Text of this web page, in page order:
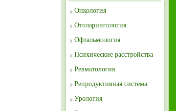
Онкология
Отоларингология
Офтальмология
Психические расстройства
Ревматология
Репродуктивная система
Урология